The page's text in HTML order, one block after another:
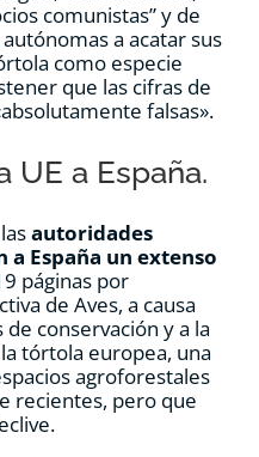
comunistas” y de
a acatar sus
como especie
que las cifras de
falsas».
UE a España.
autoridades
España un extenso
páginas por
de Aves, a causa
conservación y a la
tórtola europea, una
agroforestales
recientes, pero que